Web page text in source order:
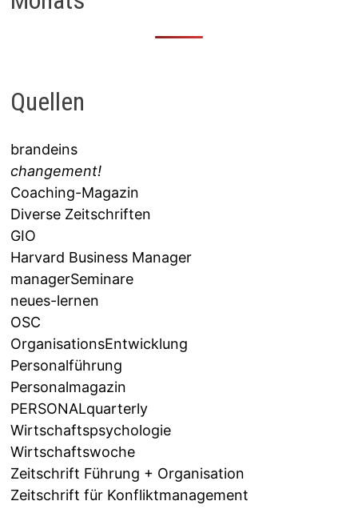
Quellen
brandeins
changement!
Coaching-Magazin
Diverse Zeitschriften
GIO
Harvard Business Manager
managerSeminare
neues-lernen
OSC
OrganisationsEntwicklung
Personalführung
Personalmagazin
PERSONALquarterly
Wirtschaftspsychologie
Wirtschaftswoche
Zeitschrift Führung + Organisation
Zeitschrift für Konfliktmanagement